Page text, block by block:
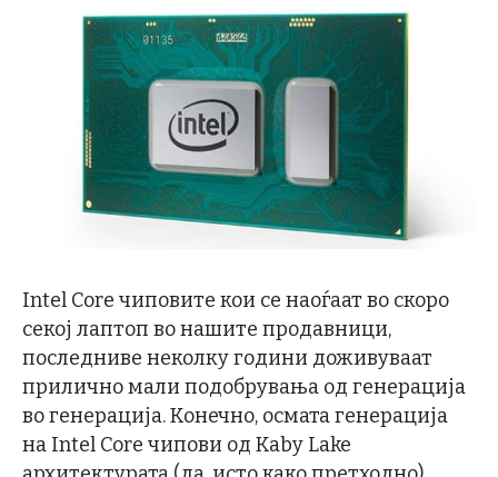
Intel Core чиповите кои се наоѓаат во скоро
секој лаптоп во нашите продавници,
последниве неколку години доживуваат
прилично мали подобрувања од генерација
во генерација. Конечно, осмата генерација
на Intel Core чипови од Kaby Lake